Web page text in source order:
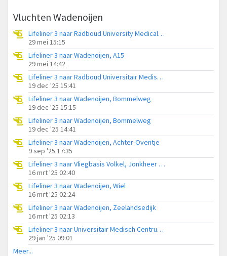
Vluchten Wadenoijen
Lifeliner 3 naar Radboud University Medical Center Heliport
29 mei 15:15
Lifeliner 3 naar Wadenoijen, A15
29 mei 14:42
Lifeliner 3 naar Radboud Universitair Medisch Centrum, Geert Grooteplein Zuid
19 dec '25 15:41
Lifeliner 3 naar Wadenoijen, Bommelweg
19 dec '25 15:15
Lifeliner 3 naar Wadenoijen, Bommelweg
19 dec '25 14:41
Lifeliner 3 naar Wadenoijen, Achter-Oventje
9 sep '25 17:35
Lifeliner 3 naar Vliegbasis Volkel, Jonkheer P.A. Reuchlinlaan
16 mrt '25 02:40
Lifeliner 3 naar Wadenoijen, Wiel
16 mrt '25 02:24
Lifeliner 3 naar Wadenoijen, Zeelandsedijk
16 mrt '25 02:13
Lifeliner 3 naar Universitair Medisch Centrum Utrecht, Tielerweg
29 jan '25 09:01
Meer...